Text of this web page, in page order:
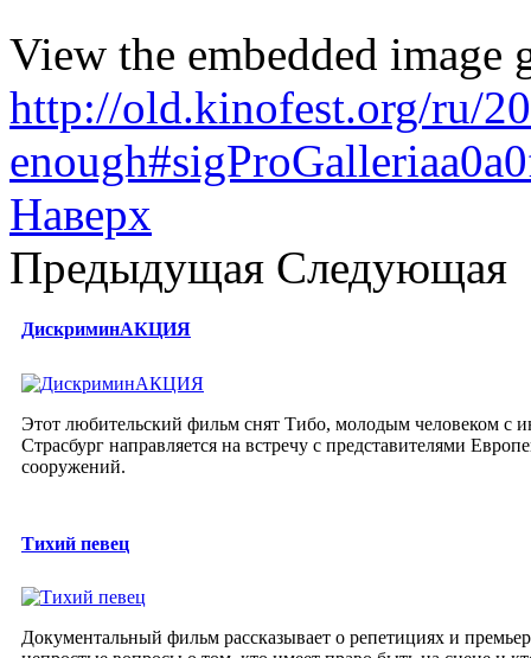
View the embedded image
http://old.kinofest.org/ru/
Наверх
Предыдущая Следующая
ДискриминАКЦИЯ
Этот любительский фильм снят Тибо, молодым человеком с
Страсбург направляется на встречу с представителями
сооружений.
Тихий певец
Документальный фильм рассказывает о репетициях и